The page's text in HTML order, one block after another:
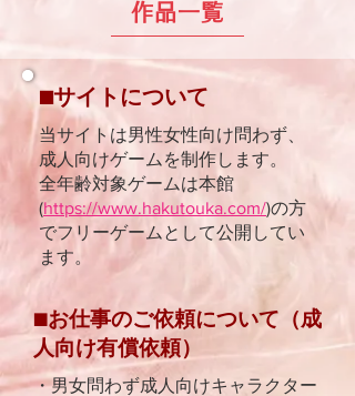
作品一覧
■サイトについて
当サイトは男性女性向け問わず、
成人向けゲームを制作します。
​全年齢対象ゲームは本館
(https://www.hakutouka.com/)の方
でフリーゲームとして公開してい
ます。
■お仕事のご依頼について（成
人向け有償依頼）
・男女問わず成人向けキャラクター